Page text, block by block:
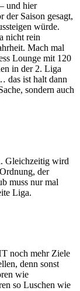
und hier
Saison gesagt,
würde.
nicht rein
Mach mal
Lounge mit 120
in der 2. Liga
das ist halt dann
sondern auch
Gleichzeitig wird
der
muss nur mal
Liga.
noch mehr Ziele
denn sonst
wie
so Luschen wie